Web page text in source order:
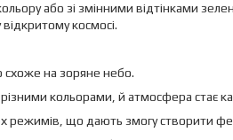
або зі змінними відтінками
космосі.
схоже на зоряне небо.
кольорами, й атмосфера стає
режимів, що дають змогу створити